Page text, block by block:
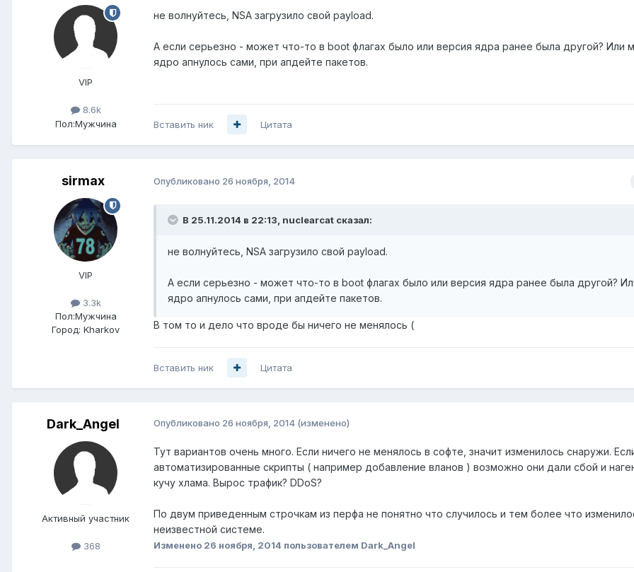
VIP
8.6k
Пол:Мужчина
не волнуйтесь, NSA загрузило свой payload.
А если серьезно - может что-то в boot флагах было или версия ядра ранее была другой? Или
ядро апнулось сами, при апдейте пакетов.
Вставить ник Цитата
sirmax
VIP
3.3k
Пол:Мужчина
Город: Kharkov
Опубликовано 26 ноября, 2014
В 25.11.2014 в 22:13, nuclearcat сказал:
не волнуйтесь, NSA загрузило свой payload.
А если серьезно - может что-то в boot флагах было или версия ядра ранее была другой?
ядро апнулось сами, при апдейте пакетов.
В том то и дело что вроде бы ничего не менялось (
Вставить ник Цитата
Dark_Angel
Активный участник
368
Опубликовано 26 ноября, 2014 (изменено)
Тут вариантов очень много. Если ничего не менялось в софте, значит изменилось снаружи.
автоматизированные скрипты ( например добавление вланов ) возможно они дали сбой и
кучу хлама. Вырос трафик? DDoS?
По двум приведенным строчкам из перфа не понятно что случилось и тем более что
неизвестной системе.
Изменено 26 ноября, 2014 пользователем Dark_Angel